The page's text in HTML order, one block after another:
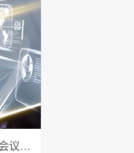
RFID智能会议签到系统